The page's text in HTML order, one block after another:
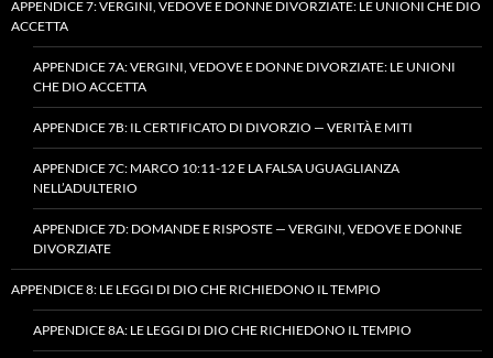
APPENDICE 7: VERGINI, VEDOVE E DONNE DIVORZIATE: LE UNIONI CHE DIO
ACCETTA
APPENDICE 7A: VERGINI, VEDOVE E DONNE DIVORZIATE: LE UNIONI
CHE DIO ACCETTA
APPENDICE 7B: IL CERTIFICATO DI DIVORZIO — VERITÀ E MITI
APPENDICE 7C: MARCO 10:11-12 E LA FALSA UGUAGLIANZA
NELL’ADULTERIO
APPENDICE 7D: DOMANDE E RISPOSTE — VERGINI, VEDOVE E DONNE
DIVORZIATE
APPENDICE 8: LE LEGGI DI DIO CHE RICHIEDONO IL TEMPIO
APPENDICE 8A: LE LEGGI DI DIO CHE RICHIEDONO IL TEMPIO